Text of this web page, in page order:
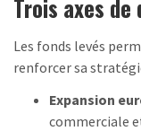
Trois axes de
Les fonds levés
renforcer sa
Expansion
commerciale